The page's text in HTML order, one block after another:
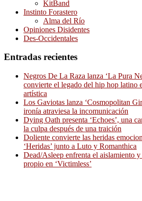
KitBand
Instinto Forastero
Alma del Río
Opiniones Disidentes
Des-Occidentales
Entradas recientes
Negros De La Raza lanza ‘La Pura
convierte el legado del hip hop latino
artística
Los Gaviotas lanza ‘Cosmopolitan
ironía atraviesa la incomunicación
Dying Oath presenta ‘Echoes’, una
la culpa después de una traición
Doliente convierte las heridas
‘Heridas’ junto a Luto y Romanthica
Dead/Asleep enfrenta el aislamiento
propio en ‘Victimless’